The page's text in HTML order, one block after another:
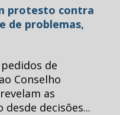
protesto contra
de problemas,
de
Conselho
as
decisões...